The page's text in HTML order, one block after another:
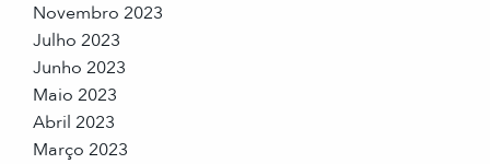
Novembro 2023
Julho 2023
Junho 2023
Maio 2023
Abril 2023
Março 2023